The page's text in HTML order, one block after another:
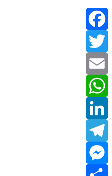
Facebook
Twitter
Email
WhatsApp
LinkedIn
Telegram